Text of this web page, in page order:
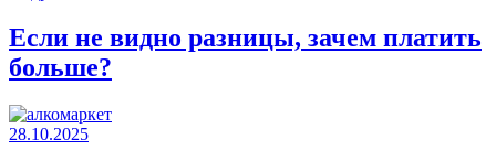
Если не видно разницы, зачем платить
больше?
28.10.2025